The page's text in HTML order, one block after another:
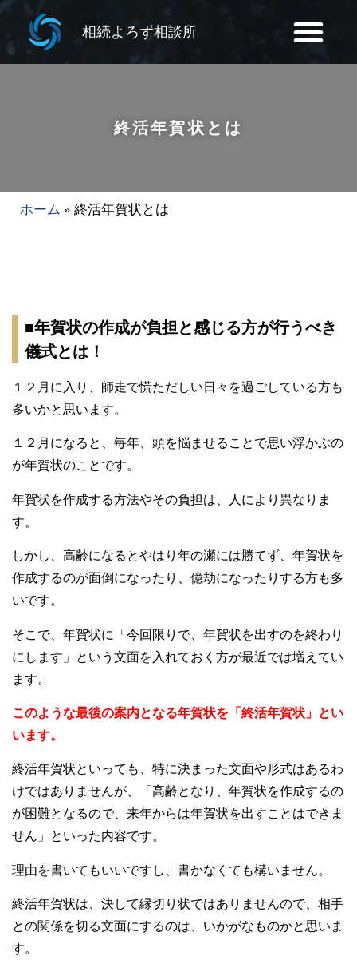
相続よろず相談所
終活年賀状とは
ホーム » 終活年賀状とは
■年賀状の作成が負担と感じる方が行うべき
儀式とは！
１２月に入り、師走で慌ただしい日々を過ごしている方も
多いかと思います。
１２月になると、毎年、頭を悩ませることで思い浮かぶの
が年賀状のことです。
年賀状を作成する方法やその負担は、人により異なりま
す。
しかし、高齢になるとやはり年の瀬には勝てず、年賀状を
作成するのが面倒になったり、億劫になったりする方も多
いです。
そこで、年賀状に「今回限りで、年賀状を出すのを終わり
にします」という文面を入れておく方が最近では増えてい
ます。
このような最後の案内となる年賀状を「終活年賀状」とい
います。
終活年賀状といっても、特に決まった文面や形式はあるわ
けではありませんが、「高齢となり、年賀状を作成するの
が困難となるので、来年からは年賀状を出すことはできま
せん」といった内容です。
理由を書いてもいいですし、書かなくても構いません。
終活年賀状は、決して縁切り状ではありませんので、相手
との関係を切る文面にするのは、いかがなものかと思いま
す。